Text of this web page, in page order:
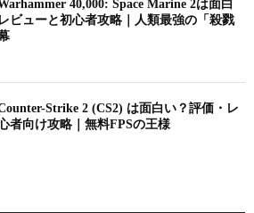
40,000: Space Marine 2は面白
ビューと初心者攻略｜人類最強の「殺戮
Counter-Strike 2 (CS2) は面白い？評価・レ
者向け攻略｜無料FPSの王様